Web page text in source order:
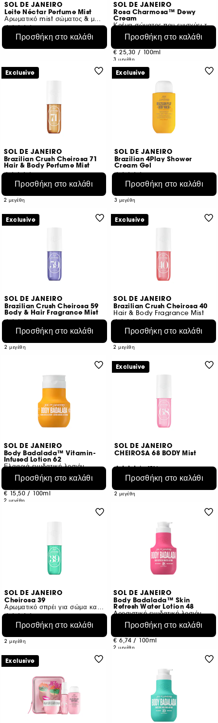
SOL DE JANEIRO
Leite Néctar Perfume Mist
Αρωματικό mist σώματος & μαλλιών
82
€ 25,95
Προσθήκη στο καλάθι
SOL DE JANEIRO
Rosa Charmosa™ Dewy
Cream
Κρέμα σώματος που ενισχύει τη λάμψη
413
€ 23,95
€ 25,30 / 100ml
3 μεγέθη
Προσθήκη στο καλάθι
SOL DE JANEIRO
Brazilian Crush Cheirosa 71
Hair & Body Perfume Mist
4197
€ 25,95
2 μεγέθη
Προσθήκη στο καλάθι
Exclusive
SOL DE JANEIRO
Brazilian 4Play Shower
Cream Gel
5475
€ 10,95
3 μεγέθη
Προσθήκη στο καλάθι
Exclusive
SOL DE JANEIRO
Brazilian Crush Cheirosa 59
Body & Hair Fragrance Mist
2441
€ 25,95
2 μεγέθη
Προσθήκη στο καλάθι
Exclusive
SOL DE JANEIRO
Brazilian Crush Cheirosa 40
Hair & Body Fragrance Mist
6381
€ 25,95
2 μεγέθη
Προσθήκη στο καλάθι
Exclusive
SOL DE JANEIRO
Body Badalada™ Vitamin-
Infused Lotion 62
Ελαφριά ενυδατική λοσιόν
219
€ 15,50
€ 15,50 / 100ml
2 μεγέθη
Προσθήκη στο καλάθι
SOL DE JANEIRO
CHEIROSA 68 BODY Mist
3714
€ 25,95
2 μεγέθη
Προσθήκη στο καλάθι
Exclusive
SOL DE JANEIRO
Cheirosa 39
Αρωματικό σπρέι για σώμα και μαλλιά
2106
€ 25,95
2 μεγέθη
Προσθήκη στο καλάθι
SOL DE JANEIRO
Body Badalada™ Skin
Refresh Water Lotion 48
Δροσιστική ενυδατική λοσιόν
363
€ 15,50
€ 6,74 / 100ml
2 μεγέθη
Προσθήκη στο καλάθι
Exclusive